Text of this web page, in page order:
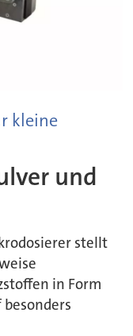
kleine
und
stellt
in Form